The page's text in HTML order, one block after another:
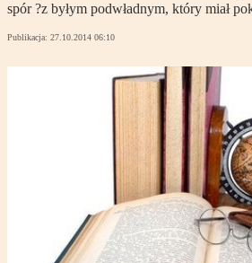
spór ?z byłym podwładnym, który miał
Publikacja: 27.10.2014 06:10